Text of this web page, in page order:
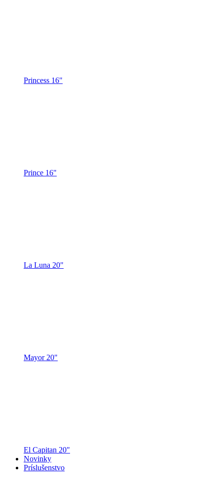
Princess 16"
Prince 16"
La Luna 20"
Mayor 20"
El Capitan 20"
Novinky
Príslušenstvo